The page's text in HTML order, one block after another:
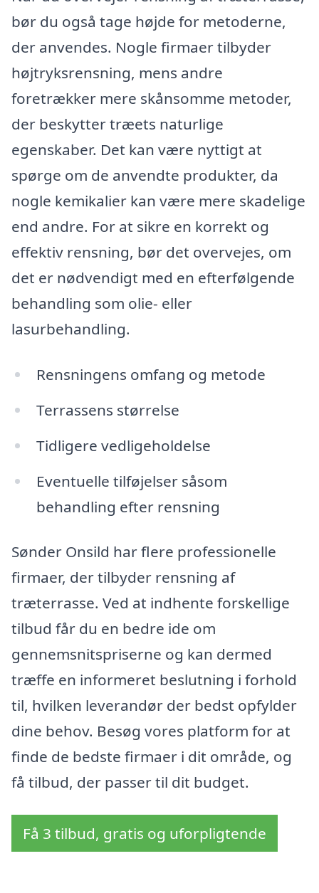
bør du også tage højde for metoderne,
der anvendes. Nogle firmaer tilbyder
højtryksrensning, mens andre
foretrækker mere skånsomme metoder,
der beskytter træets naturlige
egenskaber. Det kan være nyttigt at
spørge om de anvendte produkter, da
nogle kemikalier kan være mere skadelige
end andre. For at sikre en korrekt og
effektiv rensning, bør det overvejes, om
det er nødvendigt med en efterfølgende
behandling som olie- eller
lasurbehandling.
Rensningens omfang og metode
Terrassens størrelse
Tidligere vedligeholdelse
Eventuelle tilføjelser såsom
behandling efter rensning
Sønder Onsild har flere professionelle
firmaer, der tilbyder rensning af
træterrasse. Ved at indhente forskellige
tilbud får du en bedre ide om
gennemsnitspriserne og kan dermed
træffe en informeret beslutning i forhold
til, hvilken leverandør der bedst opfylder
dine behov. Besøg vores platform for at
finde de bedste firmaer i dit område, og
få tilbud, der passer til dit budget.
Få 3 tilbud, gratis og uforpligtende